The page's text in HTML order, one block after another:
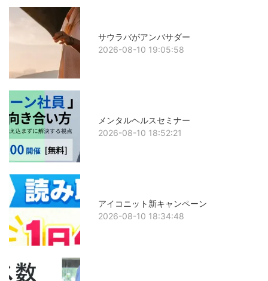
サウラバがアンバサダー
2026-08-10 19:05:58
メンタルヘルスセミナー
2026-08-10 18:52:21
アイコニット新キャンペーン
2026-08-10 18:34:48